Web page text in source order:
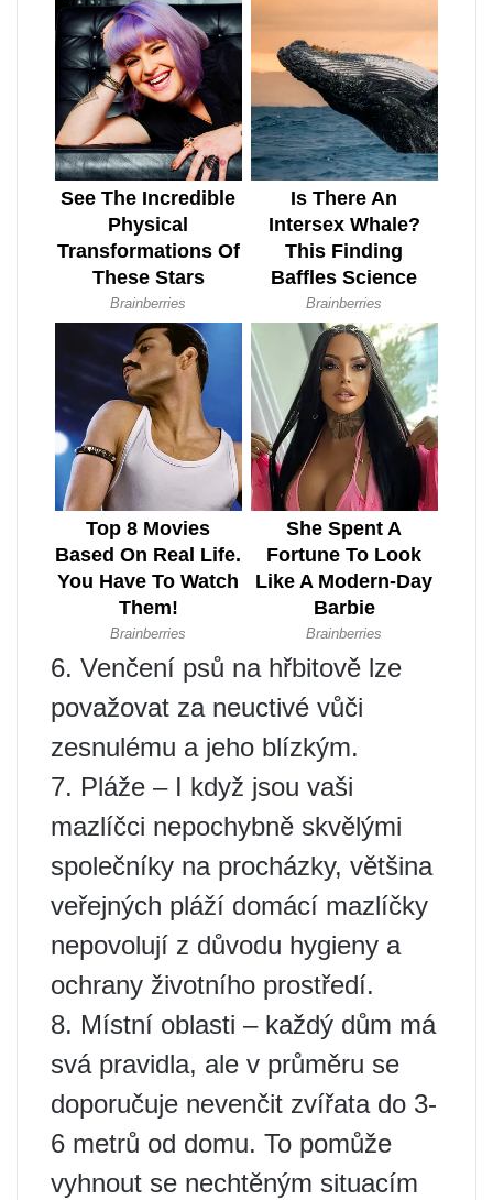
6. Venčení psů na hřbitově lze
považovat za neuctivé vůči
zesnulému a jeho blízkým.
7. Pláže – I když jsou vaši
mazlíčci nepochybně skvělými
společníky na procházky, většina
veřejných pláží domácí mazlíčky
nepovolují z důvodu hygieny a
ochrany životního prostředí.
8. Místní oblasti – každý dům má
svá pravidla, ale v průměru se
doporučuje nevenčit zvířata do 3-
6 metrů od domu. To pomůže
vyhnout se nechtěným situacím